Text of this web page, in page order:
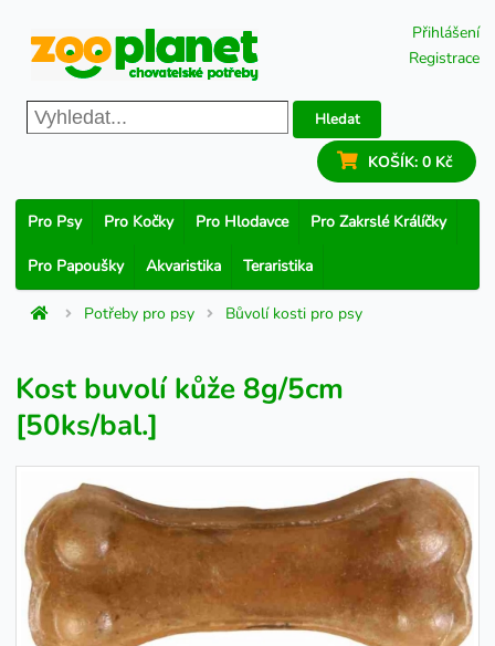
Přihlášení
Registrace
Hledat
KOŠÍK: 0 Kč
Pro Psy Pro Kočky Pro Hlodavce Pro Zakrslé Králíčky
Pro Papoušky Akvaristika Teraristika
Potřeby pro psy Bůvolí kosti pro psy
Kost buvolí kůže 8g/5cm
[50ks/bal.]